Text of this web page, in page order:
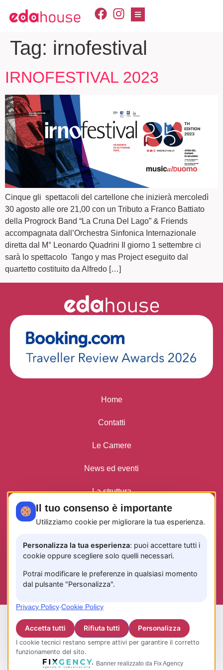
Tag: irnofestival
IRNOFESTIVAL 2023
Cinque gli spettacoli del cartellone che inizierà mercoledì
30 agosto alle ore 21,00 con un Tributo a Franco Battiato
della Progrock Band “La Cruna Del Lago” & Friends
accompagnata dall’Orchestra Sinfonica Internazionale
diretta dal M° Leonardo Quadrini Il giorno 1 settembre ci
sarà lo spettacolo Tango y mas Project eseguito dal
quartetto costituito da Alfredo […]
Home
Contatti
Le Camere
News ed eventi
La struttura
Privacy Policy
INFO TASSA DI SOGGIORNO
CIN: IT065116B4GFEQF6QJ
cose…nuove!
Il tuo consenso è importante
Utilizziamo cookie per migliorare la tua esperienza.
Personalizza la tua esperienza: puoi accettare tutti i
cookie oppure scegliere solo quelli necessari.
Potrai modificare le preferenze in qualsiasi momento
dal pulsante "Personalizza".
Privacy Policy·Cookie Policy
Accetta tutti Rifiuta tutti Personalizza
I cookie tecnici restano sempre attivi per garantire il corretto
funzionamento del sito.
Banner realizzato da Fix Agency